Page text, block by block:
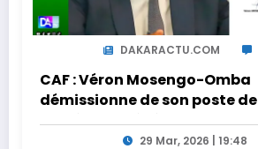
DAKARACTU.COM
CAF : Véron Mosengo-Omba
démissionne de son poste de
Secrétaire Général
29 Mar, 2026 | 19:48